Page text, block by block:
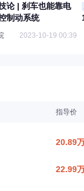
论 | 刹车也能靠电
制动系统
2023-10-19 00:39
指导价
20.89
22.99